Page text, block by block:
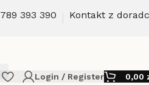
789 393 390 Kontakt z
Login / Register 0,00